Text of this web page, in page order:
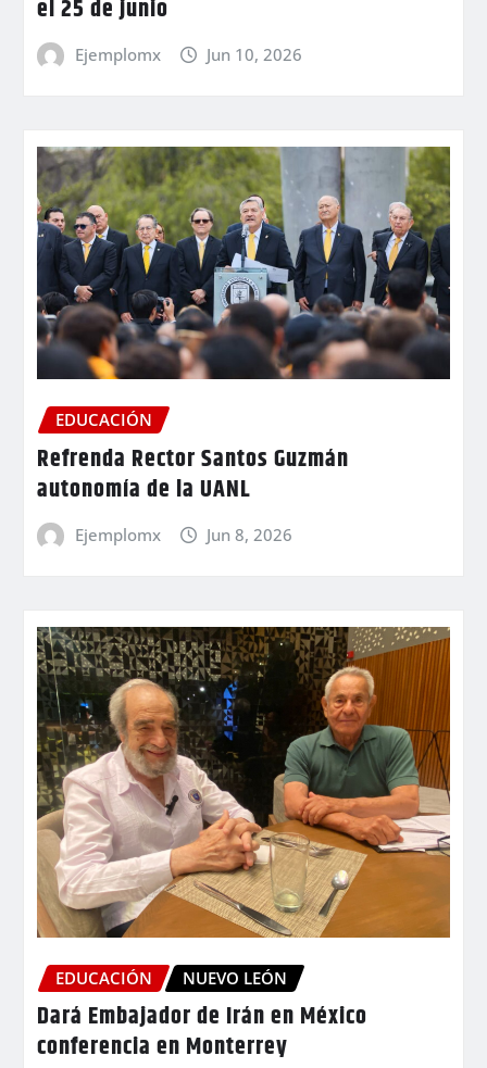
el 25 de junio
Ejemplomx Jun 10, 2026
EDUCACIÓN
Refrenda Rector Santos Guzmán
autonomía de la UANL
Ejemplomx Jun 8, 2026
EDUCACIÓN NUEVO LEÓN
Dará Embajador de Irán en México
conferencia en Monterrey